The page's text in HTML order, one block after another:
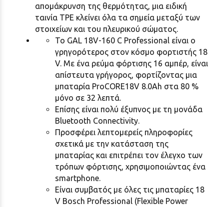
απομάκρυνση της θερμότητας, μια ειδική
ταινία TPE κλείνει όλα τα σημεία μεταξύ των
στοιχείων και του πλευρικού σώματος.
Το GAL 18V-160 C Professional είναι ο
γρηγορότερος στον κόσμο φορτιστής 18
V. Με ένα ρεύμα φόρτισης 16 αμπέρ, είναι
απίστευτα γρήγορος, φορτίζοντας μια
μπαταρία ProCORE18V 8.0Ah στα 80 %
μόνο σε 32 λεπτά.
Επίσης είναι πολύ έξυπνος με τη μονάδα
Bluetooth Connectivity.
Προσφέρει λεπτομερείς πληροφορίες
σχετικά με την κατάσταση της
μπαταρίας και επιτρέπει τον έλεγχο των
τρόπων φόρτισης, χρησιμοποιώντας ένα
smartphone.
Είναι συμβατός με όλες τις μπαταρίες 18
V Bosch Professional (Flexible Power